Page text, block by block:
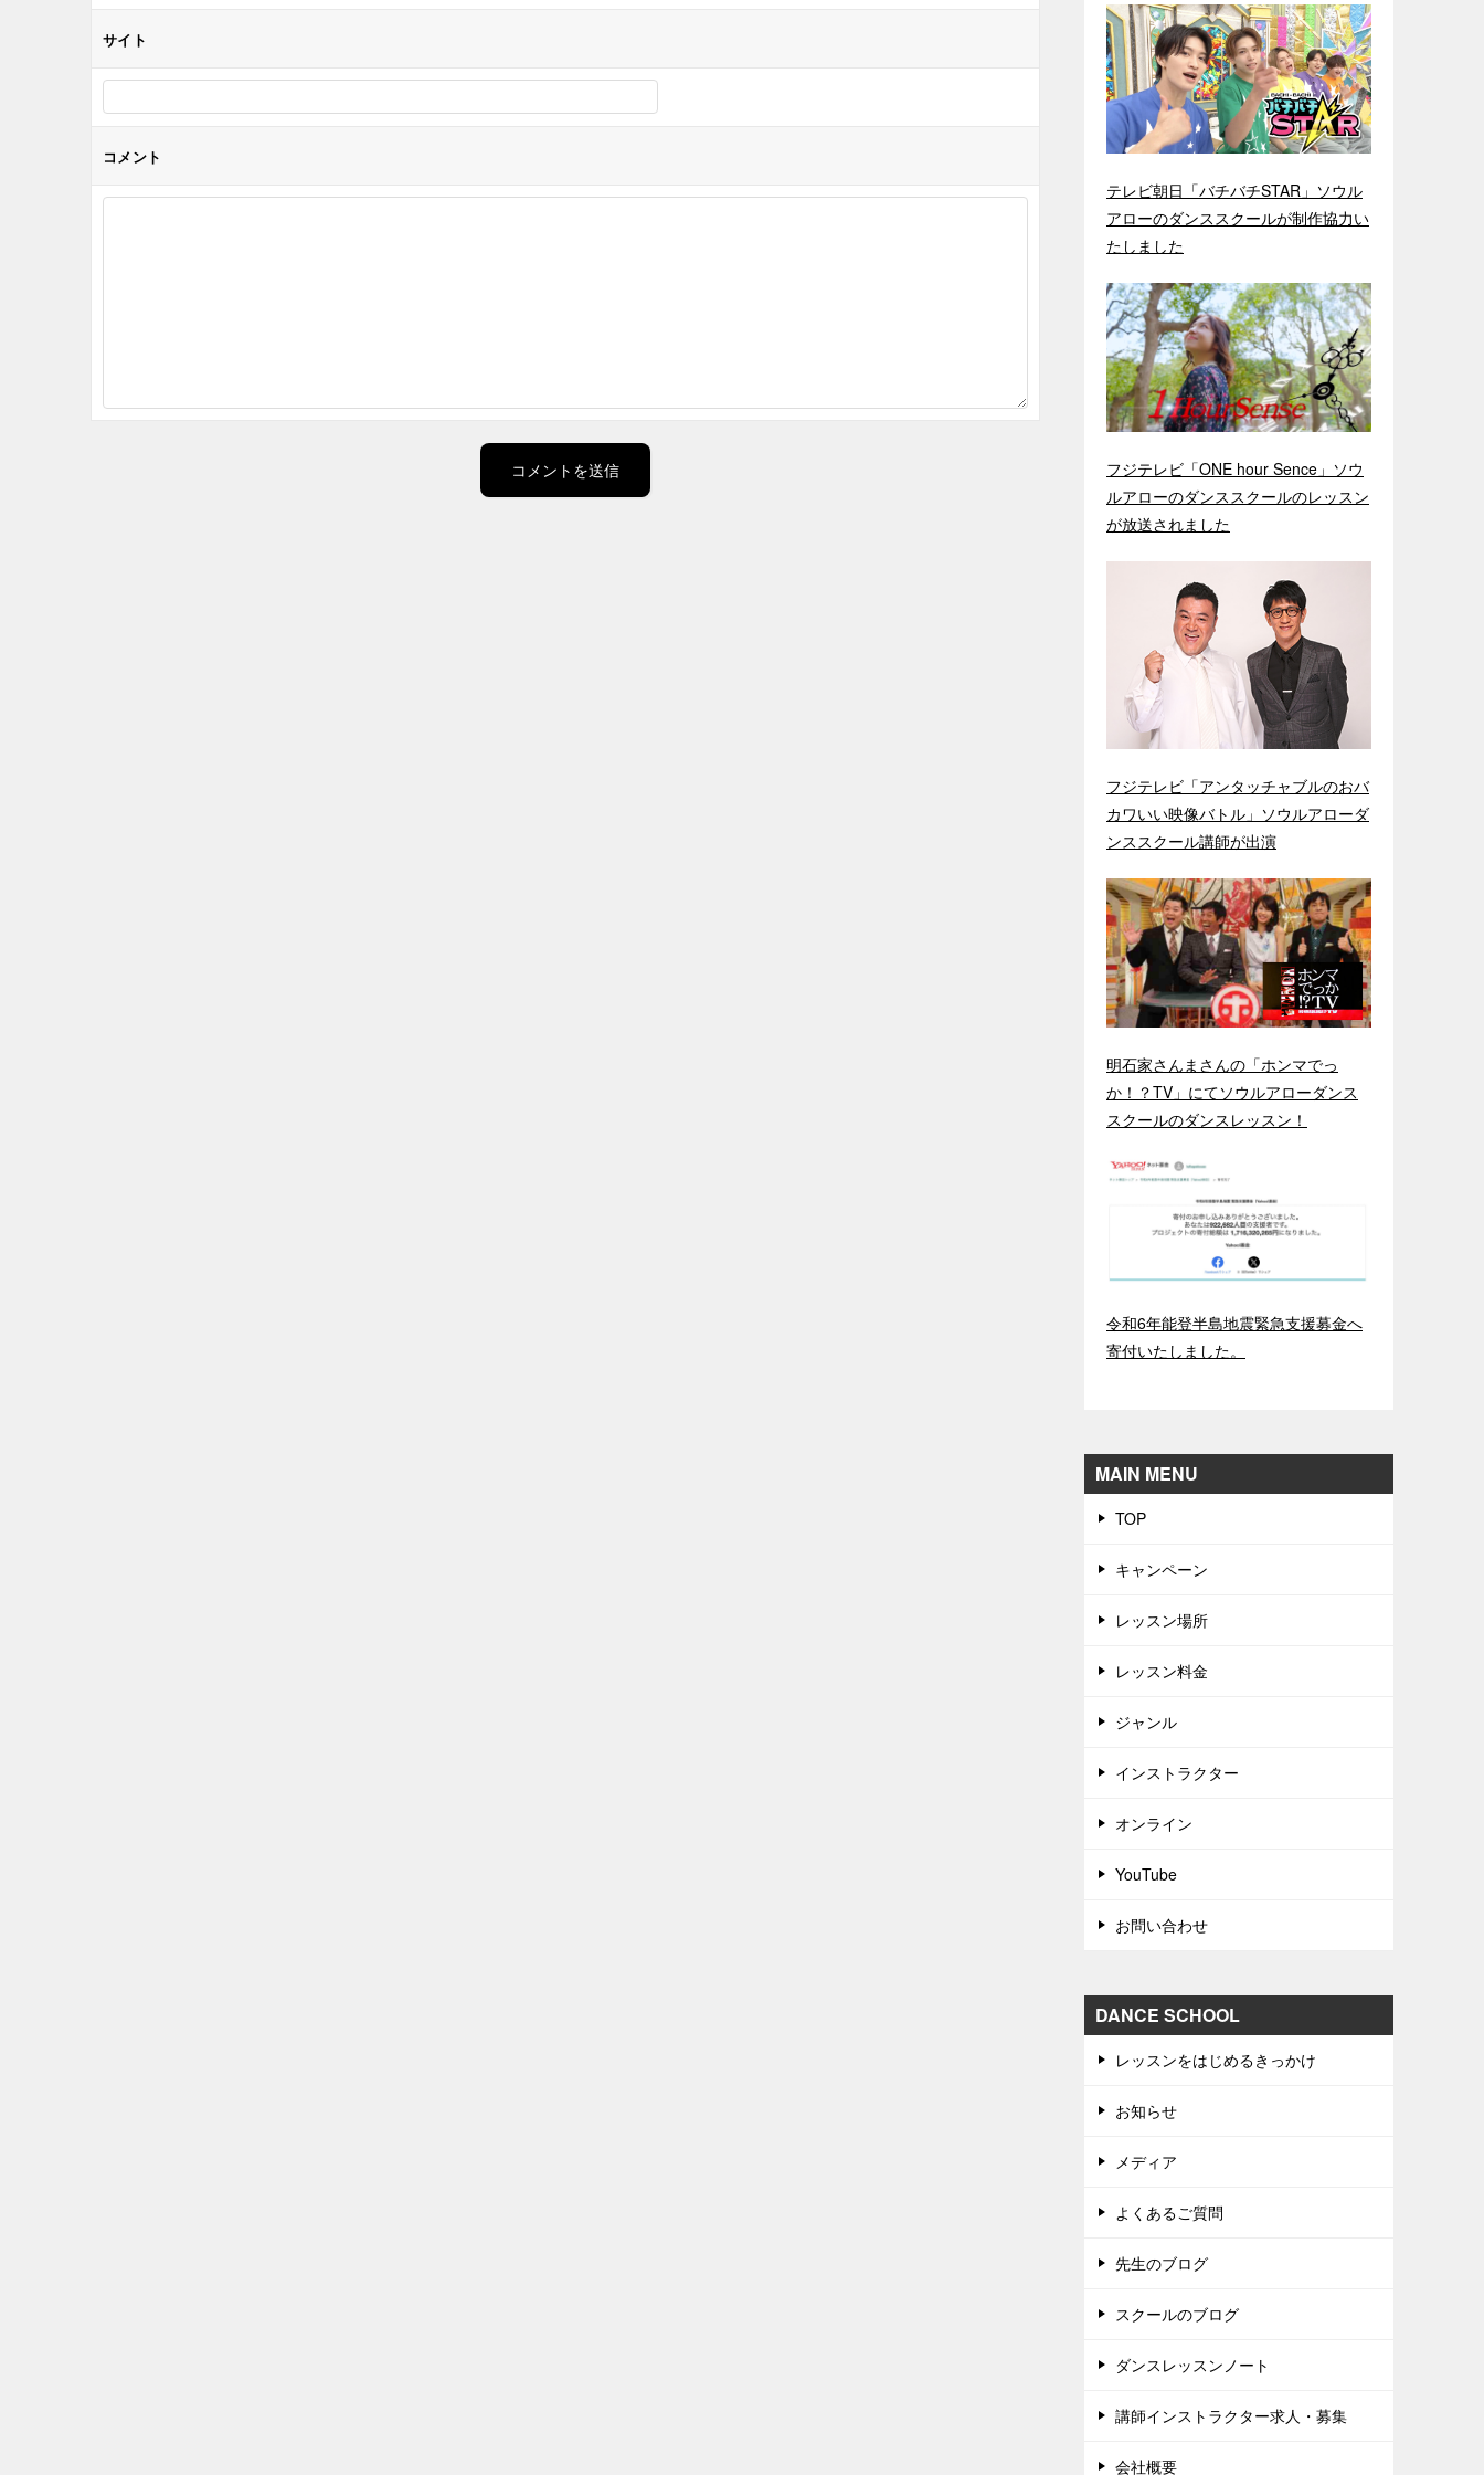
サイト
コメント
テレビ朝日「バチバチSTAR」ソウル
アローのダンススクールが制作協力い
たしました
フジテレビ「ONE hour Sence」ソウ
ルアローのダンススクールのレッスン
が放送されました
フジテレビ「アンタッチャブルのおバ
カワいい映像バトル」ソウルアローダ
ンススクール講師が出演
明石家さんまさんの「ホンマでっ
か！？TV」にてソウルアローダンス
スクールのダンスレッスン！
令和6年能登半島地震緊急支援募金へ
寄付いたしました。
MAIN MENU
TOP
キャンペーン
レッスン場所
レッスン料金
ジャンル
インストラクター
オンライン
YouTube
お問い合わせ
DANCE SCHOOL
レッスンをはじめるきっかけ
お知らせ
メディア
よくあるご質問
先生のブログ
スクールのブログ
ダンスレッスンノート
講師インストラクター求人・募集
会社概要